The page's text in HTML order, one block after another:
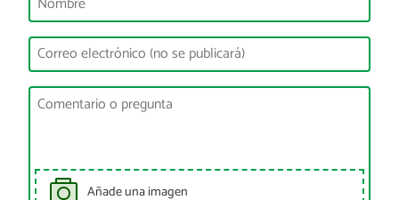
Añade una imagen